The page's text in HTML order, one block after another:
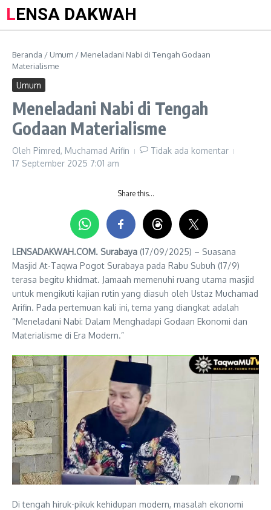
LENSA DAKWAH
Beranda / Umum / Meneladani Nabi di Tengah Godaan
Materialisme
Umum
Meneladani Nabi di Tengah
Godaan Materialisme
Oleh Pimred, Muchamad Arifin
Tidak ada komentar
17 September 2025 7:01 am
Share this…
LENSADAKWAH.COM. Surabaya (17/09/2025) – Suasana
Masjid At-Taqwa Pogot Surabaya pada Rabu Subuh (17/9)
terasa begitu khidmat. Jamaah memenuhi ruang utama masjid
untuk mengikuti kajian rutin yang diasuh oleh Ustaz Muchamad
Arifin. Pada pertemuan kali ini, tema yang diangkat adalah
“Meneladani Nabi: Dalam Menghadapi Godaan Ekonomi dan
Materialisme di Era Modern.”
Di tengah hiruk-pikuk kehidupan modern, masalah ekonomi